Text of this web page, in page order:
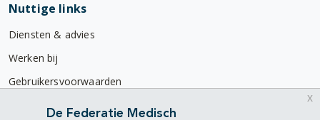
Nuttige links
Diensten & advies
Werken bij
Gebruikersvoorwaarden
Privacyverklaring
De Federatie Medisch
x